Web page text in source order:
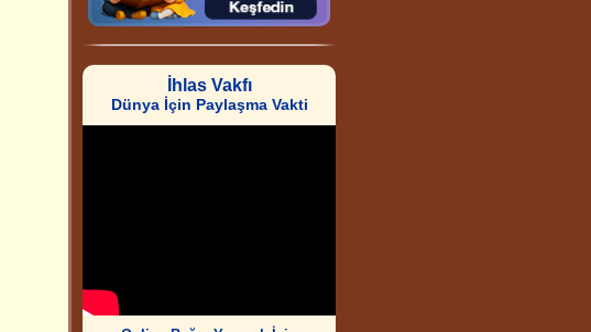
İhlas Vakfı
Dünya İçin Paylaşma Vakti